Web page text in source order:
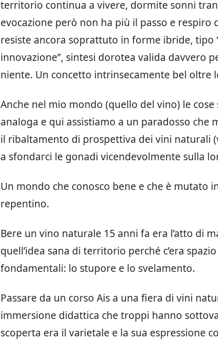
territorio continua a vivere, dormite sonni
evocazione però non ha più il passo e respiro
resiste ancora soprattuto in forme ibride, tipo
innovazione”, sintesi dorotea valida davvero
niente. Un concetto intrinsecamente bel oltre
Anche nel mio mondo (quello del vino) le
analoga e qui assistiamo a un paradosso che
il ribaltamento di prospettiva dei vini naturali
a sfondarci le gonadi vicendevolmente sulla
Un mondo che conosco bene e che è mutato
repentino.
Bere un vino naturale 15 anni fa era l’atto di
quell’idea sana di territorio perché c’era
fondamentali: lo stupore e lo svelamento.
Passare da un corso Ais a una fiera di vini
immersione didattica che troppi hanno
scoperta era il varietale e la sua espressione